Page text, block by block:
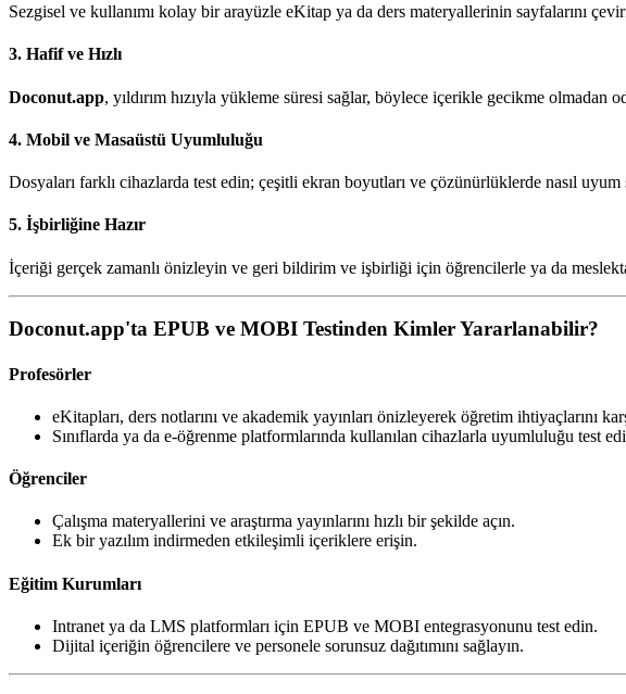
Sezgisel ve kullanımı kolay bir arayüzle eKitap ya da ders materyallerinin sayfalarını
3. Hafif ve Hızlı
Doconut.app, yıldırım hızıyla yükleme süresi sağlar, böylece içerikle gecikme olmadan
4. Mobil ve Masaüstü Uyumluluğu
Dosyaları farklı cihazlarda test edin; çeşitli ekran boyutları ve çözünürlüklerde nasıl uyum
5. İşbirliğine Hazır
İçeriği gerçek zamanlı önizleyin ve geri bildirim ve işbirliği için öğrencilerle ya da
Doconut.app'ta EPUB ve MOBI Testinden Kimler Yararlanabilir?
Profesörler
eKitapları, ders notlarını ve akademik yayınları önizleyerek öğretim ihtiyaçlarını
Sınıflarda ya da e‑öğrenme platformlarında kullanılan cihazlarla uyumluluğu test
Öğrenciler
Çalışma materyallerini ve araştırma yayınlarını hızlı bir şekilde açın.
Ek bir yazılım indirmeden etkileşimli içeriklere erişin.
Eğitim Kurumları
Intranet ya da LMS platformları için EPUB ve MOBI entegrasyonunu test edin.
Dijital içeriğin öğrencilere ve personele sorunsuz dağıtımını sağlayın.